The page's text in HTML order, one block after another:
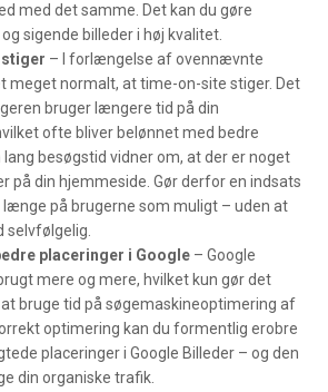
med det samme. Det kan du gøre
sigende billeder i høj kvalitet.
– I forlængelse af ovennævnte
meget normalt, at time-on-site stiger. Det
bruger længere tid på din
ofte bliver belønnet med bedre
lang besøgstid vidner om, at der er noget
på din hjemmeside. Gør derfor en indsats
længe på brugerne som muligt – uden at
selvfølgelig.
placeringer i Google – Google
mere og mere, hvilket kun gør det
bruge tid på søgemaskineoptimering af
optimering kan du formentlig erobre
placeringer i Google Billeder – og den
din organiske trafik.